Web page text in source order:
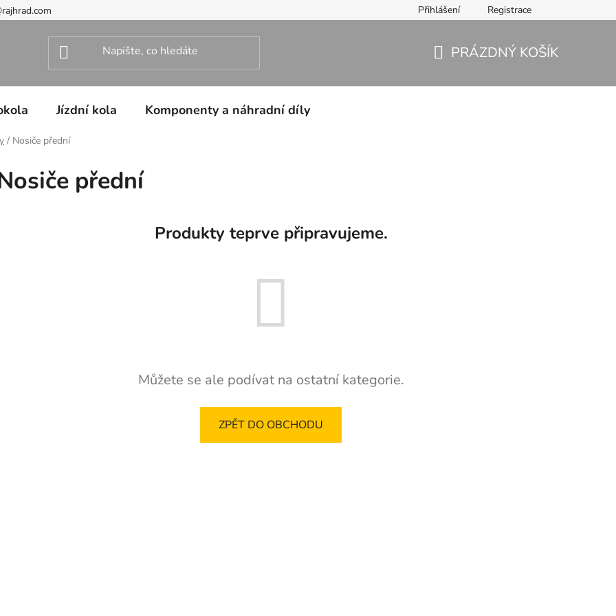
Přihlášení Registrace
PRÁZDNÝ KOŠÍK
Jízdní kola Komponenty a náhradní díly
/ Nosiče přední
přední
Produkty teprve připravujeme.
Můžete se ale podívat na ostatní kategorie.
ZPĚT DO OBCHODU